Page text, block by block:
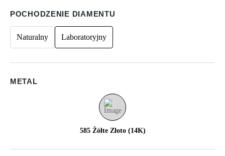
doskonały do idealnego, te diamenty oferują niezwykły blask, który
poprawia ogólny wygląd obrączki.
POCHODZENIE DIAMENTU
Naturalny Laboratoryjny
METAL
585 Żółte Złoto (14K)